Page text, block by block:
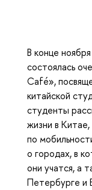
В конце
состоялась
Café»,
китайской
студенты
жизни в
по
о городах, в
они учатся, а
Петербурге